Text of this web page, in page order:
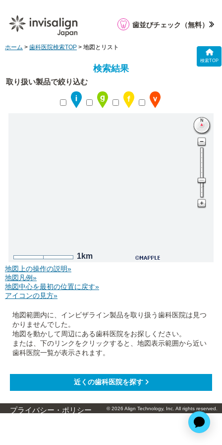
検索TOP
歯並びチェック （無料）
ホーム > 歯科医院検索TOP > 地図とリスト
検索結果
取り扱い製品で絞り込む
1km
地図上の操作の説明»
地図凡例»
地図中心を最初の位置に戻す»
アイコンの見方»
地図範囲内に、インビザライン製品を取り扱う歯科医院は見つ
かりませんでした。
地図を動かして周辺にある歯科医院をお探しください。
または、下のリンクをクリックすると、地図表示範囲から近い
歯科医院一覧が表示されます。
プライバシー・ポリシー © 2026 Align Technology, Inc. All rights reserved.